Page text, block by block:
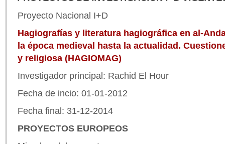
Proyecto Nacional I+D
Hagiografías y literatura hagiográfica en al-
la época medieval hasta la actualidad.
y religiosa (HAGIOMAG)
Investigador principal: Rachid El Hour
Fecha de incio: 01-01-2012
Fecha final: 31-12-2014
PROYECTOS EUROPEOS